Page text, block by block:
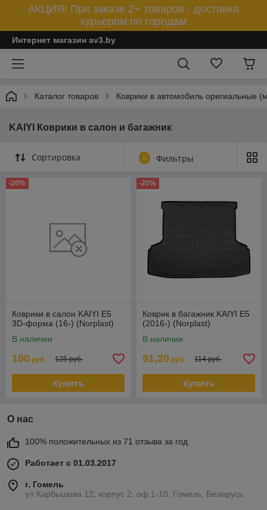
АКЦИЯ! При заказе 2+ товаров - доставка
курьером по городам
Интернет магазин av3.by
Каталог товаров Коврики в автомобиль оригиальные
KAIYI Коврики в салон и багажник
Сортировка 0 Фильтры
-20%
Коврики в салон KAIYI E5
3D-форма (16-) (Norplast)
В наличии
100 руб. 125 руб.
Купить
-20%
Коврик в багажник KAIYI E5
(2016-) (Norplast)
В наличии
91,20 руб. 114 руб.
Купить
О нас
100% положительных из 71 отзыва за год
Работает с 01.03.2017
г. Гомель
ул Карбышева 12, корпус 2, оф.1-10, Гомель, Беларусь